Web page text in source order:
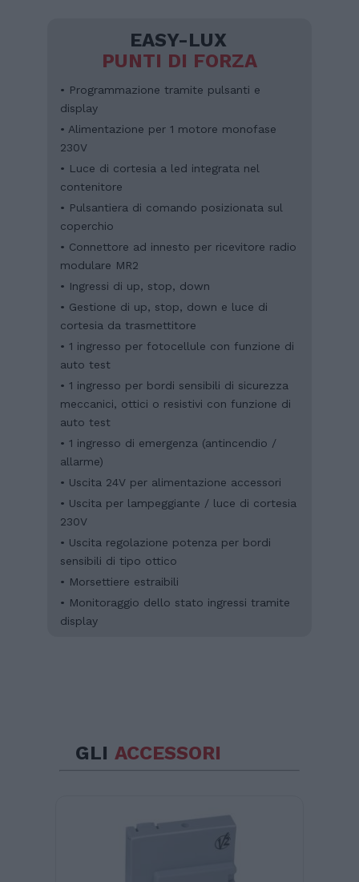
EASY-LUX
PUNTI DI FORZA
• Programmazione tramite pulsanti e
display
• Alimentazione per 1 motore monofase
230V
• Luce di cortesia a led integrata nel
contenitore
• Pulsantiera di comando posizionata sul
coperchio
• Connettore ad innesto per ricevitore radio
modulare MR2
• Ingressi di up, stop, down
• Gestione di up, stop, down e luce di
cortesia da trasmettitore
• 1 ingresso per fotocellule con funzione di
auto test
• 1 ingresso per bordi sensibili di sicurezza
meccanici, ottici o resistivi con funzione di
auto test
• 1 ingresso di emergenza (antincendio /
allarme)
• Uscita 24V per alimentazione accessori
• Uscita per lampeggiante / luce di cortesia
230V
• Uscita regolazione potenza per bordi
sensibili di tipo ottico
• Morsettiere estraibili
• Monitoraggio dello stato ingressi tramite
display
GLI ACCESSORI